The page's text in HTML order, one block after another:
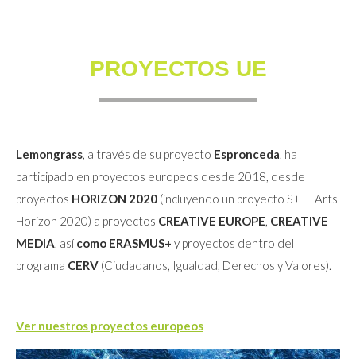
PROYECTOS UE
Lemongrass, a través de su proyecto Espronceda, ha
participado en proyectos europeos desde 2018, desde
proyectos HORIZON 2020 (incluyendo un proyecto S+T+Arts
Horizon 2020) a proyectos CREATIVE EUROPE, CREATIVE
MEDIA, así como ERASMUS+ y proyectos dentro del
programa CERV (Ciudadanos, Igualdad, Derechos y Valores).
Ver nuestros proyectos europeos